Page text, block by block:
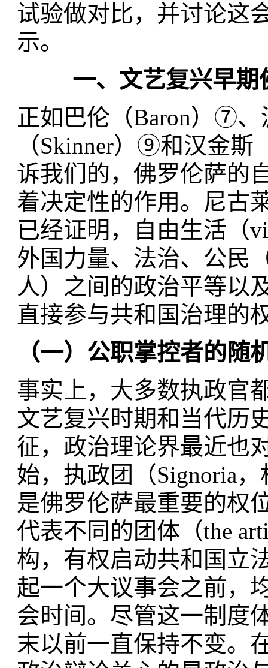
试验做对比，并讨论这
示。
一、文艺复兴早
正如巴伦（Baron）⑦
（Skinner）⑨和汉金
诉我们的，佛罗伦萨的
着决定性的作用。尼古
已经证明，自由生活（
外国力量、法治、公民
人）之间的政治平等以
直接参与共和国治理的
（一）公职掌控者的随
事实上，大多数执政官
文艺复兴时期和当代历
征，政治理论界最近也
始，执政团（Signoria
是佛罗伦萨最重要的权
代表不同的团体（the
构，有权启动共和国立
起一个大议事会之前，
会时间。尽管这一制度
末以前一直保持不变。